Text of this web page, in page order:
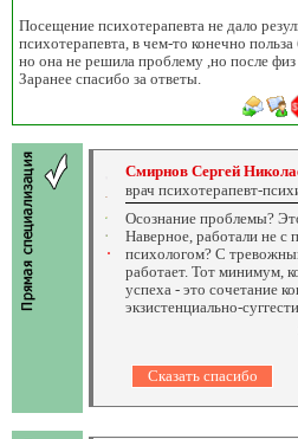
Посещение психотерапевта не дало
психотерапевта, в чем-то конечно
но она не решила проблему ,но после
Заранее спасибо за ответы.
Смирнов Сергей
врач психотерапевт-
Осознание проблемы?
Наверное, работали не с
психологом? С
работает. Тот минимум,
успеха - это сочетание
экзистенциально-